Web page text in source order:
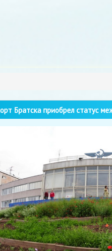
Братска приобрел статус